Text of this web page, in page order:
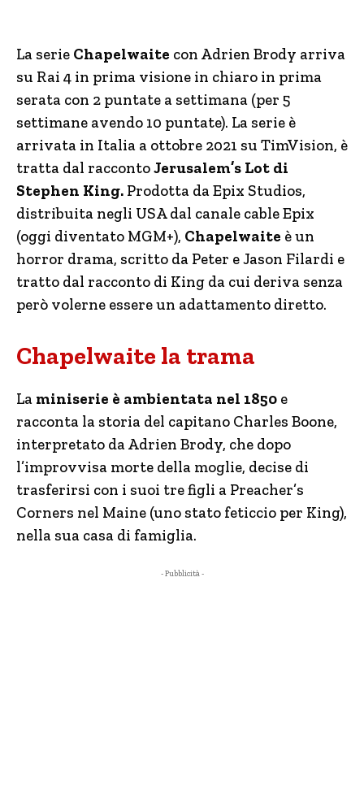
La serie Chapelwaite con Adrien Brody arriva
su Rai 4 in prima visione in chiaro in prima
serata con 2 puntate a settimana (per 5
settimane avendo 10 puntate). La serie è
arrivata in Italia a ottobre 2021 su TimVision, è
tratta dal raccontoJerusalem’s Lot di
Stephen King. Prodotta da Epix Studios,
distribuita negli USA dal canale cable Epix
(oggi diventato MGM+), Chapelwaite è un
horror drama, scritto da Peter e Jason Filardi e
tratto dal racconto di King da cui deriva senza
però volerne essere un adattamento diretto.
Chapelwaite la trama
La miniserie è ambientata nel 1850 e
racconta la storia del capitano Charles Boone,
interpretato da Adrien Brody, che dopo
l’improvvisa morte della moglie, decise di
trasferirsi con i suoi tre figli a Preacher’s
Corners nel Maine (uno stato feticcio per King),
nella sua casa di famiglia.
- Pubblicità -